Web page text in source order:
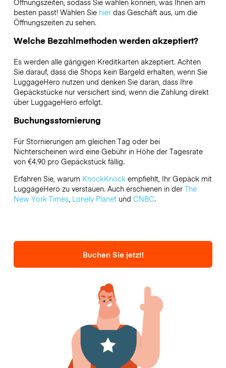
besten passt! Wählen Sie hierdas Geschäft aus, um die
Öffnungszeiten zu sehen.
Welche Bezahlmethoden werden akzeptiert?
Es werden alle gängigen Kreditkarten akzeptiert. Achten
Sie darauf, dass die Shops kein Bargeld erhalten, wenn Sie
LuggageHero nutzen und denken Sie daran, dass Ihre
Gepäckstücke nur versichert sind, wenn die Zahlung direkt
über LuggageHero erfolgt.
Buchungsstornierung
Für Stornierungen am gleichen Tag oder bei
Nichterscheinen wird eine Gebühr in Höhe der Tagesrate
von €4.90 pro Gepäckstück fällig.
Erfahren Sie, warum KnockKnockempfiehlt, Ihr Gepäck mit
LuggageHero zu verstauen. Auch erschienen in der The
New York Times, Lonely Planetund CNBC.
Buchen Sie jetzt!